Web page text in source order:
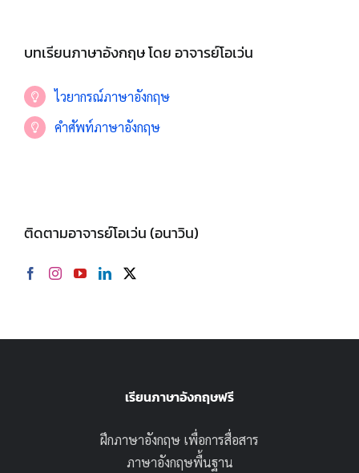
บทเรียนภาษาอังกฤษ โดย อาจารย์โอเว่น
ไวยากรณ์ภาษาอังกฤษ
คำศัพท์ภาษาอังกฤษ
ติดตามอาจารย์โอเว่น (อนาวิน)
เรียนภาษาอังกฤษฟรี
ฝึกภาษาอังกฤษ เพื่อการสื่อสาร
ภาษาอังกฤษพื้นฐาน